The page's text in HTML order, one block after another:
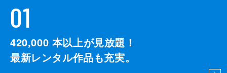
01
420,000 本以上が見放題！
最新レンタル作品も充実。